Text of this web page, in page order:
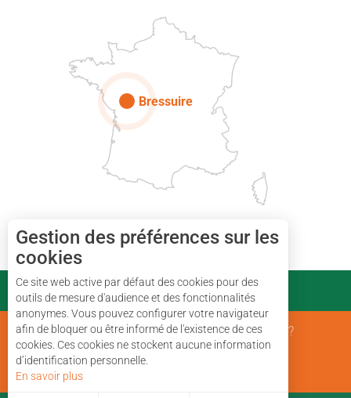
Bressuire
PARTENAIRES
Mentions Légales Qui sommes nous ?
Gestion des préférences sur les
cookies
Ce site web active par défaut des cookies pour des
outils de mesure d'audience et des fonctionnalités
anonymes. Vous pouvez configurer votre navigateur
afin de bloquer ou être informé de l'existence de ces
cookies. Ces cookies ne stockent aucune information
d’identification personnelle.
En savoir plus